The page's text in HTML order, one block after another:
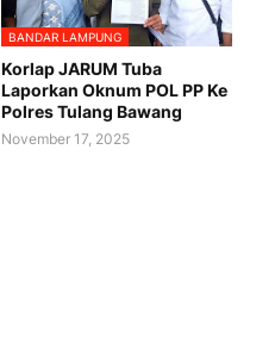
BANDAR LAMPUNG
Korlap JARUM Tuba
Laporkan Oknum POL PP Ke
Polres Tulang Bawang ‎
November 17, 2025